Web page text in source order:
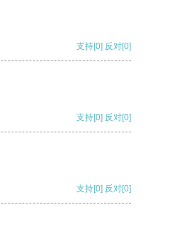
支持[0] 反对[0]
支持[0] 反对[0]
支持[0] 反对[0]